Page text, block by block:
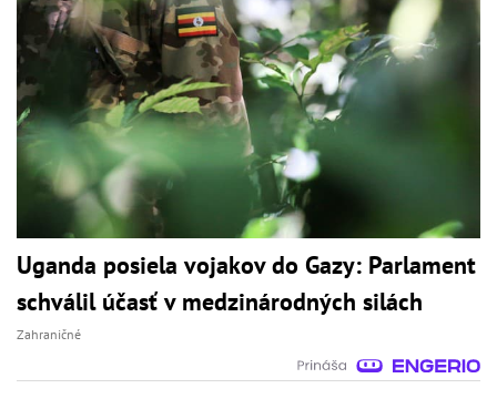
Uganda posiela vojakov do Gazy: Parlament
schválil účasť v medzinárodných silách
Zahraničné